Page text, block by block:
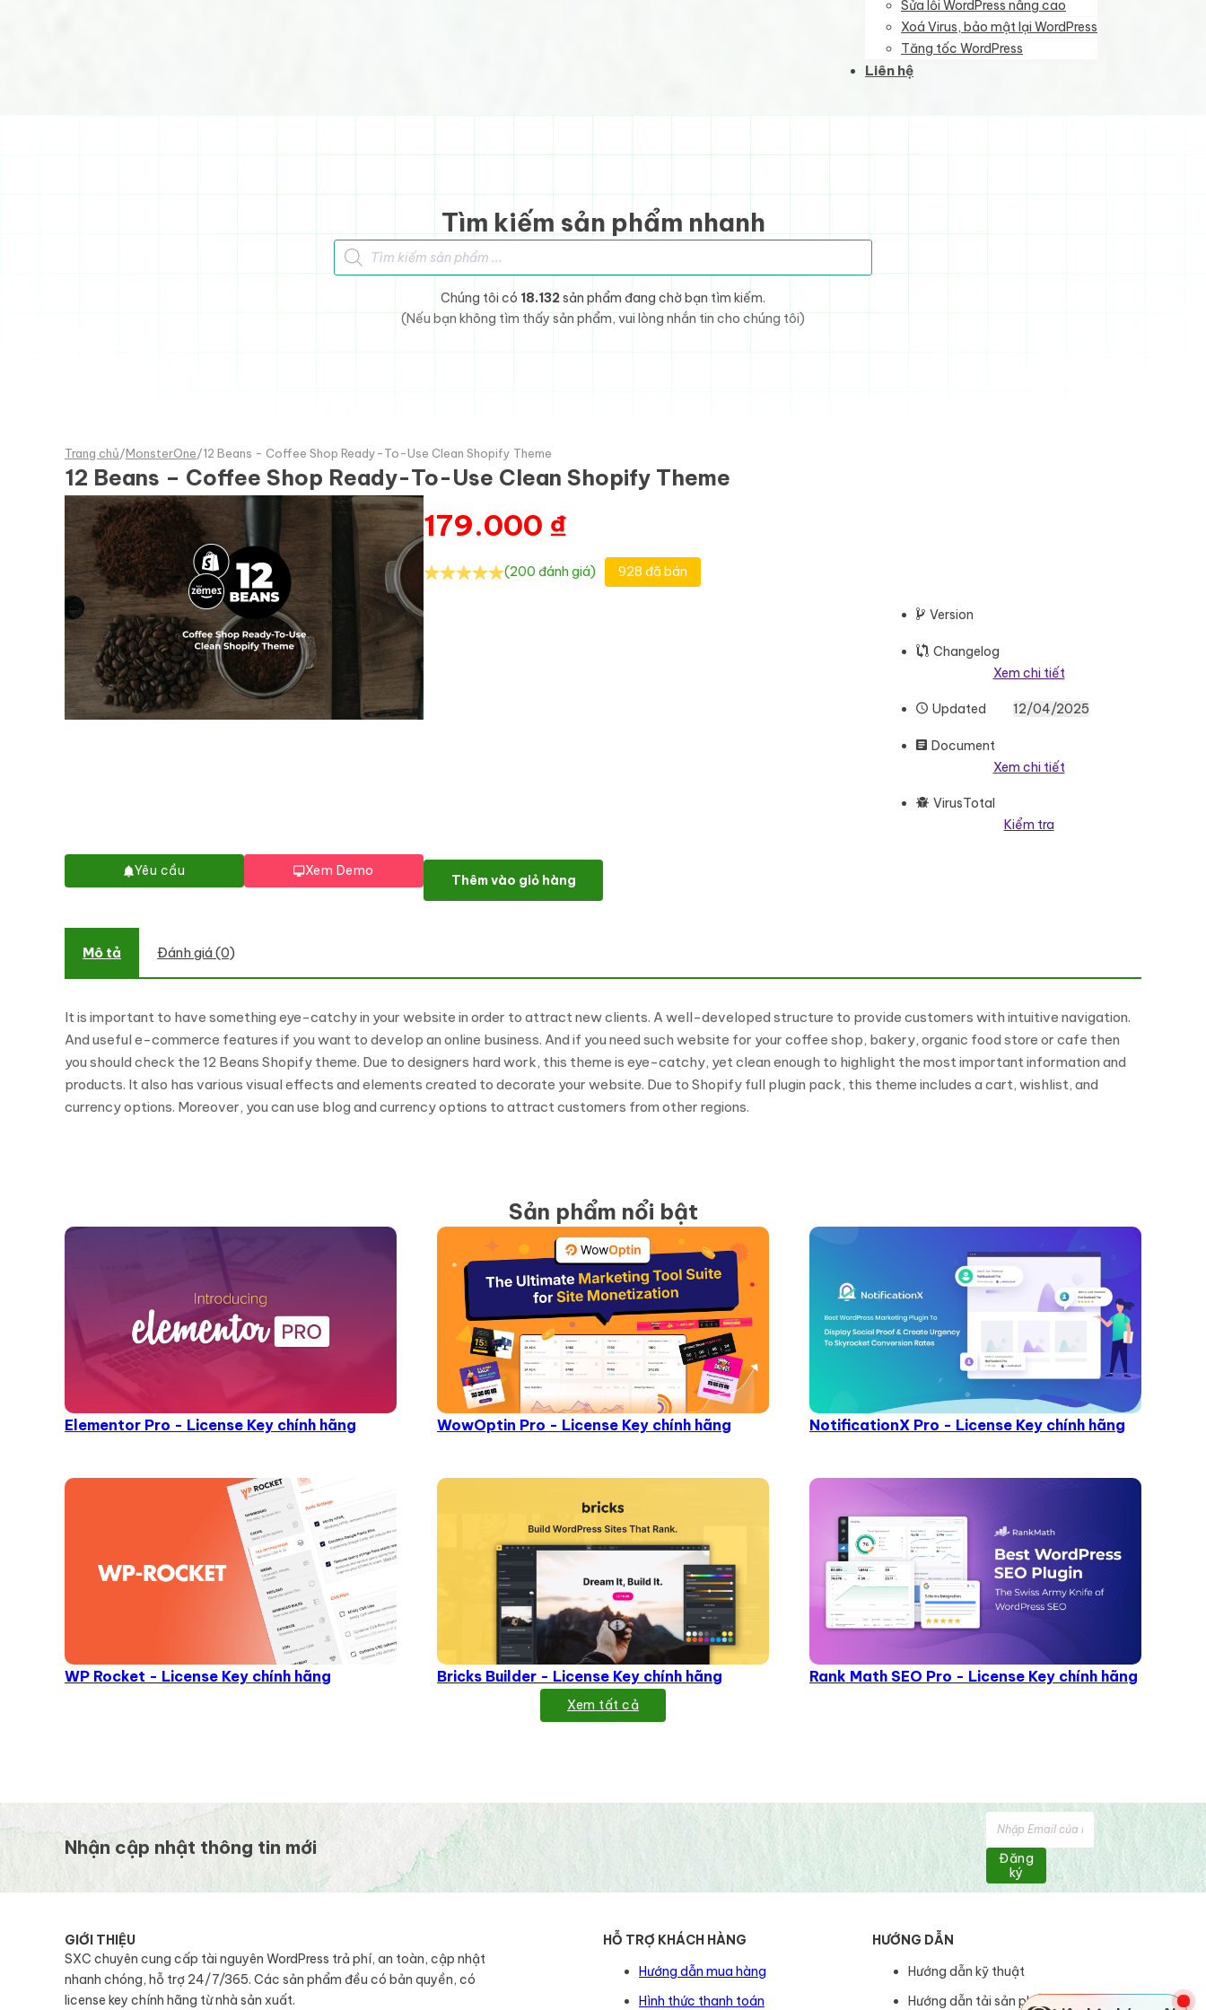
Sửa lỗi WordPress nâng cao
Xoá Virus, bảo mật lại WordPress
Tăng tốc WordPress
Liên hệ
Tìm kiếm sản phẩm nhanh
Tìm kiếm sản phẩm
Chúng tôi có 18.132 sản phẩm đang chờ bạn tìm kiếm.
(Nếu bạn không tìm thấy sản phẩm, vui lòng nhắn tin cho chúng tôi)
Trang chủ/MonsterOne/12 Beans - Coffee Shop Ready-To-Use Clean Shopify Theme
12 Beans – Coffee Shop Ready-To-Use Clean Shopify Theme
Yêu cầu Xem Demo
179.000 ₫
(200 đánh giá) 928 đã bán
Version
Changelog
Xem chi tiết
Updated 12/04/2025
Document
Xem chi tiết
VirusTotal
Kiểm tra
12 Beans - Coffee Shop Ready-To-Use Clean Shopify Theme số lượng
Thêm vào giỏ hàng
Mô tả Đánh giá (0)
It is important to have something eye-catchy in your website in order to attract new clients. A well-developed structure to provide customers with intuitive navigation.
And useful e-commerce features if you want to develop an online business. And if you need such website for your coffee shop, bakery, organic food store or cafe then
you should check the 12 Beans Shopify theme. Due to designers hard work, this theme is eye-catchy, yet clean enough to highlight the most important information and
products. It also has various visual effects and elements created to decorate your website. Due to Shopify full plugin pack, this theme includes a cart, wishlist, and
currency options. Moreover, you can use blog and currency options to attract customers from other regions.
Sản phẩm nổi bật
Elementor Pro - License Key chính hãng WowOptin Pro - License Key chính hãng NotificationX Pro - License Key chính hãng
WP Rocket - License Key chính hãng Bricks Builder - License Key chính hãng Rank Math SEO Pro - License Key chính hãng
Xem tất cả
Nhận cập nhật thông tin mới
Đăng
ký
GIỚI THIỆU
SXC chuyên cung cấp tài nguyên WordPress trả phí, an toàn, cập nhật
nhanh chóng, hỗ trợ 24/7/365. Các sản phẩm đều có bản quyền, có
license key chính hãng từ nhà sản xuất.
HỖ TRỢ KHÁCH HÀNG
Hướng dẫn mua hàng
Hình thức thanh toán
HƯỚNG DẪN
Hướng dẫn kỹ thuật
Hướng dẫn tải sản phẩm